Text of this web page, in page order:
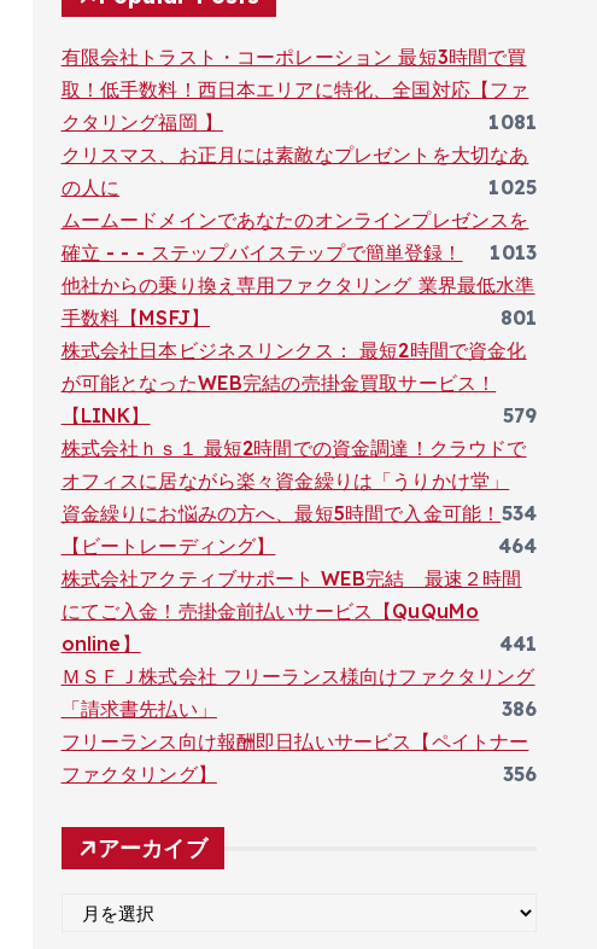
有限会社トラスト・コーポレーション 最短3時間で買
取！低手数料！西日本エリアに特化、全国対応【ファ
クタリング福岡 】
1081
クリスマス、お正月には素敵なプレゼントを大切なあ
の人に
1025
ムームードメインであなたのオンラインプレゼンスを
確立 - - - ステップバイステップで簡単登録！
1013
他社からの乗り換え専用ファクタリング 業界最低水準
手数料【MSFJ】
801
株式会社日本ビジネスリンクス： 最短2時間で資金化
が可能となったWEB完結の売掛金買取サービス！
【LINK】
579
株式会社ｈｓ１ 最短2時間での資金調達！クラウドで
オフィスに居ながら楽々資金繰りは「うりかけ堂」
534
資金繰りにお悩みの方へ、最短5時間で入金可能！
【ビートレーディング】
464
株式会社アクティブサポート WEB完結 最速２時間
にてご入金！売掛金前払いサービス【QuQuMo
online】
441
ＭＳＦＪ株式会社 フリーランス様向けファクタリング
「請求書先払い」
386
フリーランス向け報酬即日払いサービス【ペイトナー
ファクタリング】
356
アーカイブ